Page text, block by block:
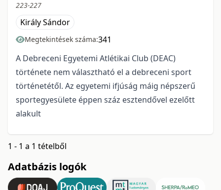
223-227
Király Sándor
Megtekintések száma:341
A Debreceni Egyetemi Atlétikai Club (DEAC)
története nem választható el a debreceni sport
történetétől. Az egyetemi ifjúság máig népszerű
sportegyesülete éppen száz esztendővel ezelőtt
alakult
1 - 1 a 1 tételből
Adatbázis logók